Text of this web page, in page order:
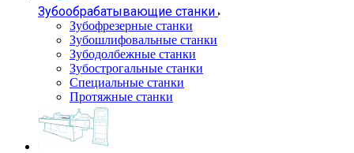
Зубообрабатывающие станки
Зубофрезерные станки
Зубошлифовальные станки
Зубодолбежные станки
Зубострогальные станки
Специальные станки
Протяжные станки